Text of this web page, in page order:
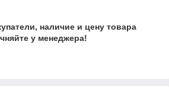
наличие и цену товара
у менеджера!